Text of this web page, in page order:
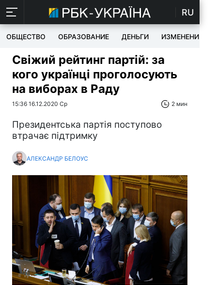
RU
ОБЩЕСТВО ОБРАЗОВАНИЕ ДЕНЬГИ ИЗМЕНЕНИЯ
Свіжий рейтинг партій: за
кого українці проголосують
на виборах в Раду
15:36 16.12.2020 Ср 2 мин
Президентська партія поступово
втрачає підтримку
АЛЕКСАНДР БЕЛОУС